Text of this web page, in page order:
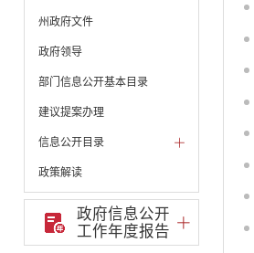
州政府文件
政府领导
部门信息公开基本目录
建议提案办理
信息公开目录
政策解读
机构职能和权责清单
自然资源政务公开
政府信息公开
工作年度报告